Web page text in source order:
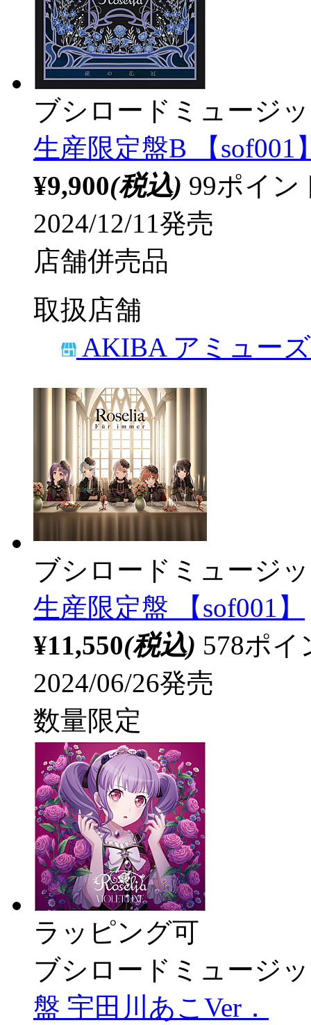
ブシロードミュージ
生産限定盤B 【sof001
¥9,900(税込) 99ポイ
2024/12/11発売
店舗併売品
取扱店舗
AKIBA アミュー
ブシロードミュージ
生産限定盤 【sof001】
¥11,550(税込) 578ポ
2024/06/26発売
数量限定
ラッピング可
ブシロードミュージ
盤 宇田川あこVer．